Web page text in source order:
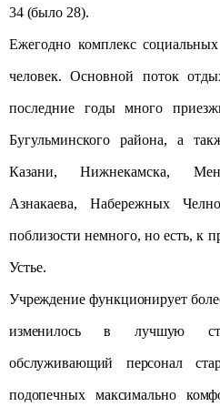
34 (было 28).
Ежегодно комплекс
человек. Основной поток
последние годы много
Бугульминского района, а
Казани, Нижнекамска,
Азнакаева, Набережных
поблизости немного, но есть, к
Устье.
Учреждение функционирует
изменилось в лучшую
обслуживающий персонал
подопечных максимально